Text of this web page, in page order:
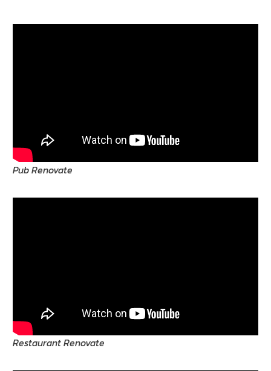
Pub Renovate
Restaurant Renovate